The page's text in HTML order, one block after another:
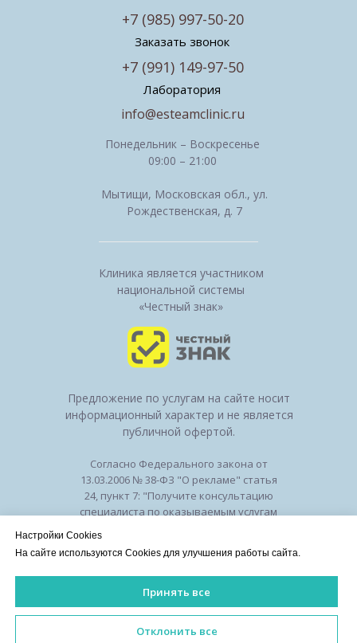
Клиника является участником
национальной системы
«Честный знак»
Понедельник – Воскресенье
09:00 – 21:00
Мытищи, Московская обл., ул.
Рождественская, д. 7
Заказать звонок
Лаборатория
info@esteamclinic.ru
+7 (991) 149-97-50
+7 (985) 997-50-20
Предложение по услугам на сайте носит
информационный характер и не является
публичной офертой.
Согласно Федерального закона от
13.03.2006 № 38-ФЗ "О рекламе" статья
24, пункт 7: "Получите консультацию
специалиста по оказываемым услугам
медицинской деятельности № ЛО-50-01-
010294 от 27.11.2018
©2026 Клиника красоты и здоровья
Оборудование
конфиденциальности
ИМЕЮТСЯ ПРОТИВОПОКАЗАНИЯ. НЕОБХОДИМА
Настройки Cookies
На сайте используются Cookies для улучшения работы сайта.
Принять все
Отклонить все